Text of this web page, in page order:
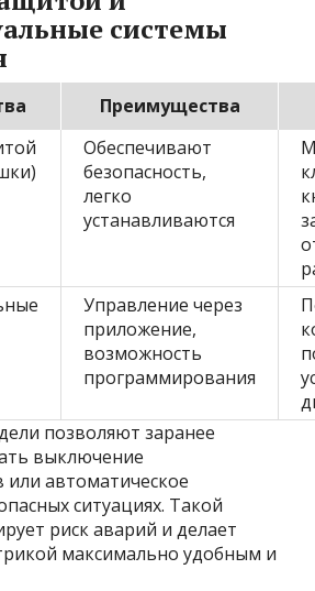
системы
Преимущества
Обеспечивают
безопасность,
легко
устанавливаются
Управление через
приложение,
возможность
программирования
позволяют заранее
выключение
автоматическое
ситуациях. Такой
риск аварий и делает
максимально удобным и